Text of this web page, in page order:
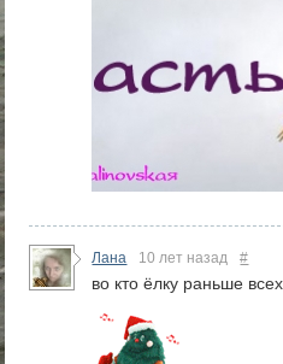
Лана 10 лет назад #
во кто ёлку раньше